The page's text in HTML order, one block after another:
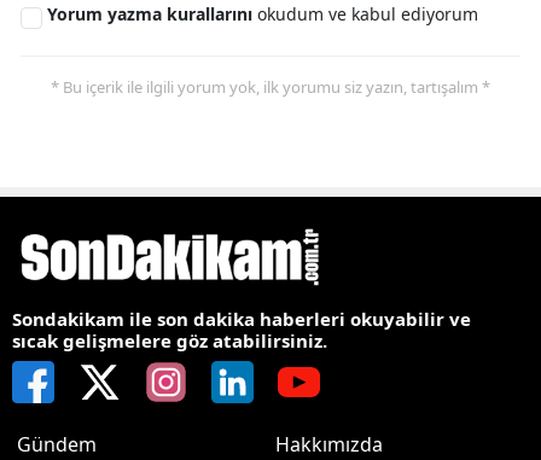
Yorum yazma kurallarını okudum ve kabul ediyorum
* Bu içerik ile ilgili yorum yok, ilk yorumu siz yazın, tartışalım *
Sondakikam ile son dakika haberleri okuyabilir ve
sıcak gelişmelere göz atabilirsiniz.
Gündem
Hakkımızda